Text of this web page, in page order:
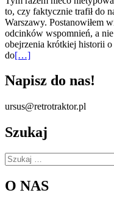
to, czy faktycznie trafił do
Warszawy. Postanowiłem
odcinków wspomnień, a nie
obejrzenia krótkiej historii
doWięcej
od
zagłady
odc.
[…]
Napisz do nas!
ursus@retrotraktor.pl
Szukaj
Szukaj:
O NAS